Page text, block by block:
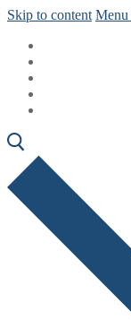
Skip to content Menu